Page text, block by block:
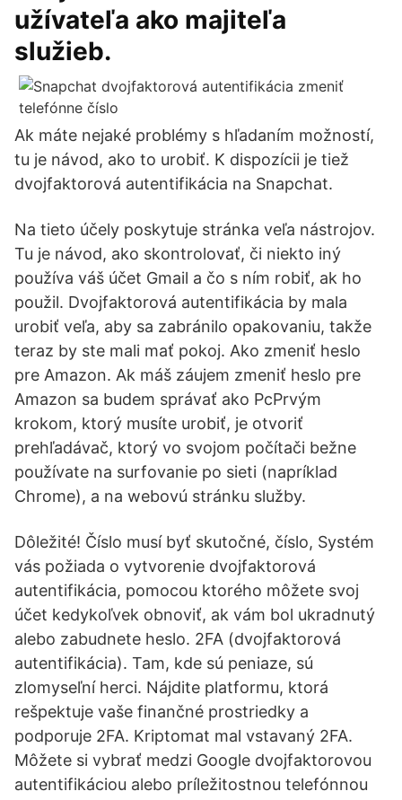
užívateľa ako majiteľa
služieb.
Ak máte nejaké problémy s hľadaním možností,
tu je návod, ako to urobiť. K dispozícii je tiež
dvojfaktorová autentifikácia na Snapchat.
Na tieto účely poskytuje stránka veľa nástrojov.
Tu je návod, ako skontrolovať, či niekto iný
používa váš účet Gmail a čo s ním robiť, ak ho
použil. Dvojfaktorová autentifikácia by mala
urobiť veľa, aby sa zabránilo opakovaniu, takže
teraz by ste mali mať pokoj. Ako zmeniť heslo
pre Amazon. Ak máš záujem zmeniť heslo pre
Amazon sa budem správať ako PcPrvým
krokom, ktorý musíte urobiť, je otvoriť
prehľadávač, ktorý vo svojom počítači bežne
používate na surfovanie po sieti (napríklad
Chrome), a na webovú stránku služby.
Dôležité! Číslo musí byť skutočné, číslo, Systém
vás požiada o vytvorenie dvojfaktorová
autentifikácia, pomocou ktorého môžete svoj
účet kedykoľvek obnoviť, ak vám bol ukradnutý
alebo zabudnete heslo. 2FA (dvojfaktorová
autentifikácia). Tam, kde sú peniaze, sú
zlomyseľní herci. Nájdite platformu, ktorá
rešpektuje vaše finančné prostriedky a
podporuje 2FA. Kriptomat mal vstavaný 2FA.
Môžete si vybrať medzi Google dvojfaktorovou
autentifikáciou alebo príležitostnou telefónnou